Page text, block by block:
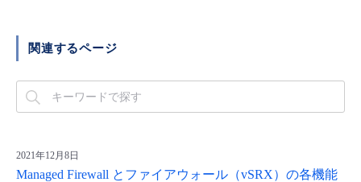
関連するページ
2021年12月8日
Managed Firewall とファイアウォール（vSRX）の各機能